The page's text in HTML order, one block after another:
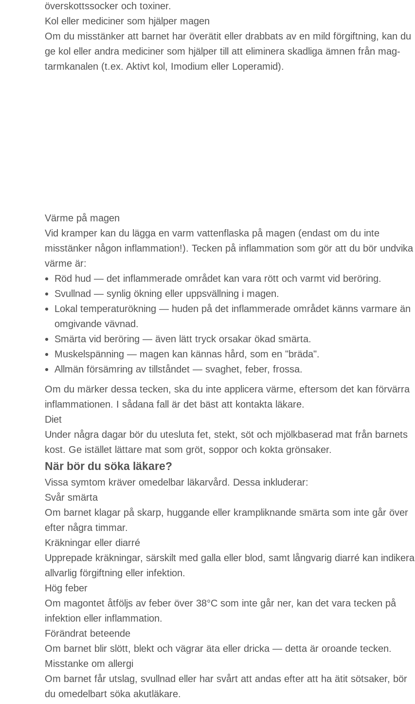
överskottssocker och toxiner.
Kol eller mediciner som hjälper magen
Om du misstänker att barnet har överätit eller drabbats av en mild förgiftning, kan du
ge kol eller andra mediciner som hjälper till att eliminera skadliga ämnen från mag-
tarmkanalen (t.ex. Aktivt kol, Imodium eller Loperamid).
Värme på magen
Vid kramper kan du lägga en varm vattenflaska på magen (endast om du inte
misstänker någon inflammation!). Tecken på inflammation som gör att du bör undvika
värme är:
Röd hud — det inflammerade området kan vara rött och varmt vid beröring.
Svullnad — synlig ökning eller uppsvällning i magen.
Lokal temperaturökning — huden på det inflammerade området känns varmare än
omgivande vävnad.
Smärta vid beröring — även lätt tryck orsakar ökad smärta.
Muskelspänning — magen kan kännas hård, som en "bräda".
Allmän försämring av tillståndet — svaghet, feber, frossa.
Om du märker dessa tecken, ska du inte applicera värme, eftersom det kan förvärra
inflammationen. I sådana fall är det bäst att kontakta läkare.
Diet
Under några dagar bör du utesluta fet, stekt, söt och mjölkbaserad mat från barnets
kost. Ge istället lättare mat som gröt, soppor och kokta grönsaker.
När bör du söka läkare?
Vissa symtom kräver omedelbar läkarvård. Dessa inkluderar:
Svår smärta
Om barnet klagar på skarp, huggande eller krampliknande smärta som inte går över
efter några timmar.
Kräkningar eller diarré
Upprepade kräkningar, särskilt med galla eller blod, samt långvarig diarré kan indikera
allvarlig förgiftning eller infektion.
Hög feber
Om magontet åtföljs av feber över 38°C som inte går ner, kan det vara tecken på
infektion eller inflammation.
Förändrat beteende
Om barnet blir slött, blekt och vägrar äta eller dricka — detta är oroande tecken.
Misstanke om allergi
Om barnet får utslag, svullnad eller har svårt att andas efter att ha ätit sötsaker, bör
du omedelbart söka akutläkare.